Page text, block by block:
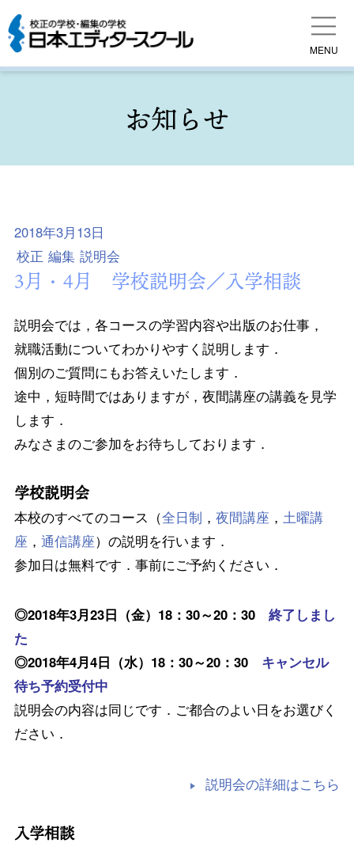
MENU
お知らせ
2018年3月13日
校正 編集 説明会
3月・4月 学校説明会／入学相談
説明会では，各コースの学習内容や出版のお仕事，
就職活動についてわかりやすく説明します．
個別のご質問にもお答えいたします．
途中，短時間ではありますが，夜間講座の講義を見学
します．
みなさまのご参加をお待ちしております．
学校説明会
本校のすべてのコース（全日制 ， 夜間講座 ， 土曜講
座 ， 通信講座）の説明を行います．
参加日は無料です．事前にご予約ください．
◎2018年3月23日（金）18：30～20：30 終了しまし
た
◎2018年4月4日（水）18：30～20：30 キャンセル
待ち予約受付中
説明会の内容は同じです．ご都合のよい日をお選びく
ださい．
説明会の詳細はこちら
入学相談